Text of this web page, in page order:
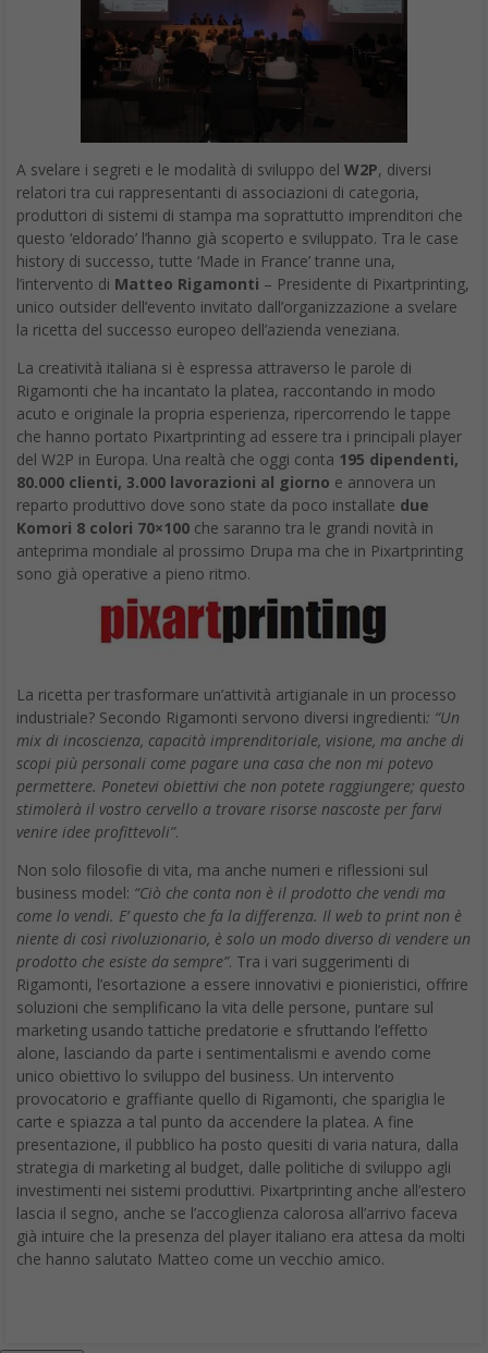
A svelare i segreti e le modalità di sviluppo del W2P, diversi
relatori tra cui rappresentanti di associazioni di categoria,
produttori di sistemi di stampa ma soprattutto imprenditori che
questo ‘eldorado’ l’hanno già scoperto e sviluppato. Tra le case
history di successo, tutte ‘Made in France’ tranne una,
l’intervento di Matteo Rigamonti – Presidente di Pixartprinting,
unico outsider dell’evento invitato dall’organizzazione a svelare
la ricetta del successo europeo dell’azienda veneziana.
La creatività italiana si è espressa attraverso le parole di
Rigamonti che ha incantato la platea, raccontando in modo
acuto e originale la propria esperienza, ripercorrendo le tappe
che hanno portato Pixartprinting ad essere tra i principali player
del W2P in Europa. Una realtà che oggi conta 195 dipendenti,
80.000 clienti, 3.000 lavorazioni al giorno e annovera un
reparto produttivo dove sono state da poco installate due
Komori 8 colori 70×100 che saranno tra le grandi novità in
anteprima mondiale al prossimo Drupa ma che in Pixartprinting
sono già operative a pieno ritmo.
La ricetta per trasformare un’attività artigianale in un processo
industriale? Secondo Rigamonti servono diversi ingredienti: “Un
mix di incoscienza, capacità imprenditoriale, visione, ma anche di
scopi più personali come pagare una casa che non mi potevo
permettere. Ponetevi obiettivi che non potete raggiungere; questo
stimolerà il vostro cervello a trovare risorse nascoste per farvi
venire idee profittevoli”.
Non solo filosofie di vita, ma anche numeri e riflessioni sul
business model: “Ciò che conta non è il prodotto che vendi ma
come lo vendi. E’ questo che fa la differenza. Il web to print non è
niente di così rivoluzionario, è solo un modo diverso di vendere un
prodotto che esiste da sempre”. Tra i vari suggerimenti di
Rigamonti, l’esortazione a essere innovativi e pionieristici, offrire
soluzioni che semplificano la vita delle persone, puntare sul
marketing usando tattiche predatorie e sfruttando l’effetto
alone, lasciando da parte i sentimentalismi e avendo come
unico obiettivo lo sviluppo del business. Un intervento
provocatorio e graffiante quello di Rigamonti, che spariglia le
carte e spiazza a tal punto da accendere la platea. A fine
presentazione, il pubblico ha posto quesiti di varia natura, dalla
strategia di marketing al budget, dalle politiche di sviluppo agli
investimenti nei sistemi produttivi. Pixartprinting anche all’estero
lascia il segno, anche se l’accoglienza calorosa all’arrivo faceva
già intuire che la presenza del player italiano era attesa da molti
che hanno salutato Matteo come un vecchio amico.